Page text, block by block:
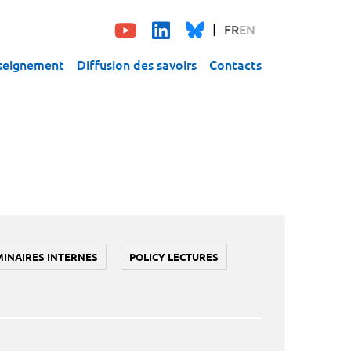
FREN
Diffusion des savoirs Contacts
INTERNES POLICY LECTURES